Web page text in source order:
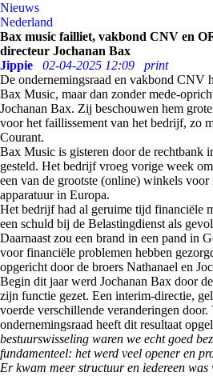
Nieuws
Nederland
Bax music failliet, vakbond CNV en
directeur Jochanan Bax
Jippie
02-04-2025 12:09
print
De ondernemingsraad en vakbond CNV
Bax Music, maar dan zonder mede-
Jochanan Bax. Zij beschouwen hem
voor het faillissement van het bedrijf, zo
Courant.
Bax Music is gisteren door de rechtbank
gesteld. Het bedrijf vroeg vorige week
een van de grootste (online) winkels
apparatuur in Europa.
Het bedrijf had al geruime tijd financiële
een schuld bij de Belastingdienst als
Daarnaast zou een brand in een pand in
voor financiële problemen hebben
opgericht door de broers Nathanael en
Begin dit jaar werd Jochanan Bax door
zijn functie gezet. Een interim-directie,
voerde verschillende veranderingen door.
ondernemingsraad heeft dit resultaat
bestuurswisseling waren we echt goed
fundamenteel: het werd veel opener en
Er kwam meer structuur en iedereen